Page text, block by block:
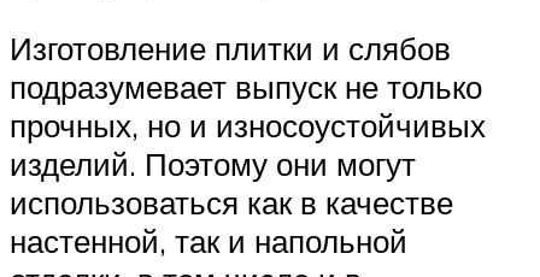
Изготовление плитки и слябов
подразумевает выпуск не только
прочных, но и износоустойчивых
изделий. Поэтому они могут
использоваться как в качестве
настенной, так и напольной